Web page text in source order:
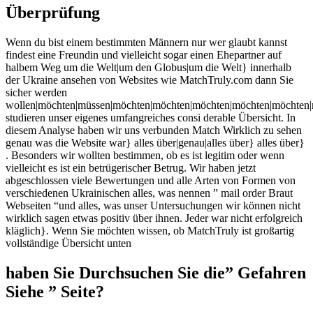
Überprüfung
Wenn du bist einem bestimmten Männern nur wer glaubt kannst
findest eine Freundin und vielleicht sogar einen Ehepartner auf
halbem Weg um die Welt|um den Globus|um die Welt} innerhalb
der Ukraine ansehen von Websites wie MatchTruly.com dann Sie
sicher werden
studieren unser eigenes umfangreiches consi derable Übersicht. In
diesem Analyse haben wir uns verbunden Match Wirklich zu sehen
genau was die Website war} alles über|genau|alles über} alles über}
. Besonders wir wollten bestimmen, ob es ist legitim oder wenn
vielleicht es ist ein betrügerischer Betrug. Wir haben jetzt
abgeschlossen viele Bewertungen und alle Arten von Formen von
verschiedenen Ukrainischen alles, was nennen ” mail order Braut
Webseiten “und alles, was unser Untersuchungen wir können nicht
wirklich sagen etwas positiv über ihnen. Jeder war nicht erfolgreich
kläglich}. Wenn Sie möchten wissen, ob MatchTruly ist großartig
vollständige Übersicht unten
haben Sie Durchsuchen Sie die” Gefahren
Siehe ” Seite?